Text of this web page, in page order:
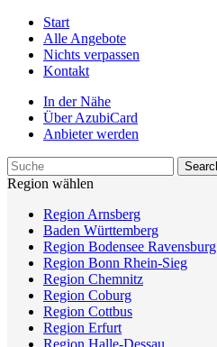
Start
Alle Angebote
Nichts verpassen
Kontakt
In der Nähe
Über AzubiCard
Anbieter werden
Region wählen
Region Arnsberg
Baden Württemberg
Region Bodensee Ravensburg
Region Bonn Rhein-Sieg
Region Chemnitz
Region Coburg
Region Cottbus
Region Erfurt
Region Halle-Dessau